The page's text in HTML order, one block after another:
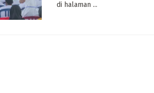
di halaman ...